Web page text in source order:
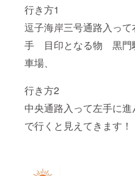
行き方1
逗子海岸三号通路入って
手 目印となる物 黒門
車場、
行き方2
中央通路入って左手に進
で行くと見えてきます！